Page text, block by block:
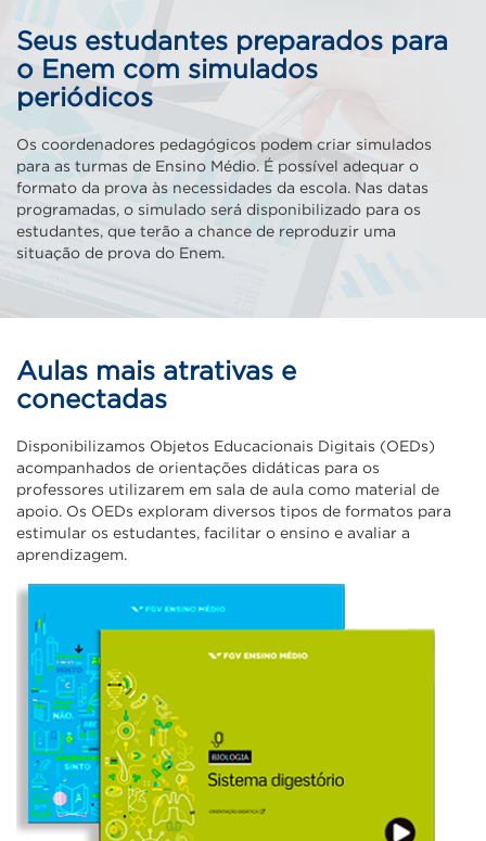
Seus estudantes preparados para
o Enem com simulados
periódicos
Os coordenadores pedagógicos podem criar simulados
para as turmas de Ensino Médio. É possível adequar o
formato da prova às necessidades da escola. Nas datas
programadas, o simulado será disponibilizado para os
estudantes, que terão a chance de reproduzir uma
situação de prova do Enem.
Aulas mais atrativas e
conectadas
Disponibilizamos Objetos Educacionais Digitais (OEDs)
acompanhados de orientações didáticas para os
professores utilizarem em sala de aula como material de
apoio. Os OEDs exploram diversos tipos de formatos para
estimular os estudantes, facilitar o ensino e avaliar a
aprendizagem.